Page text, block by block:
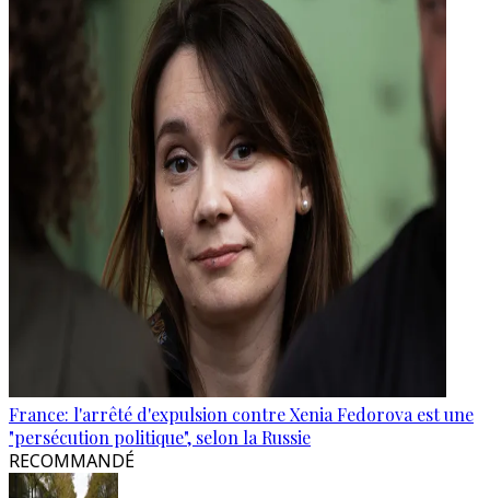
France: l'arrêté d'expulsion contre Xenia Fedorova est une
"persécution politique", selon la Russie
RECOMMANDÉ